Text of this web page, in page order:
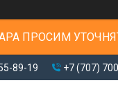
ПРОСИМ
89-19 +7 (707)